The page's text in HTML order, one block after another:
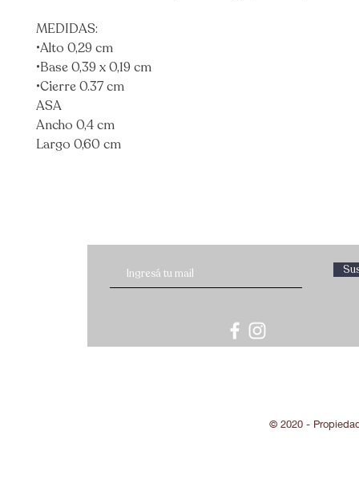
MEDIDAS:
•Alto 0,29 cm
•Base 0,39 x 0,19 cm
•Cierre 0.37 cm
ASA
Ancho 0,4 cm
Largo 0,60 cm
© 2020 -